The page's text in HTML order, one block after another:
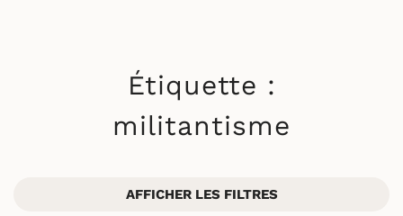
Étiquette :
militantisme
AFFICHER LES FILTRES